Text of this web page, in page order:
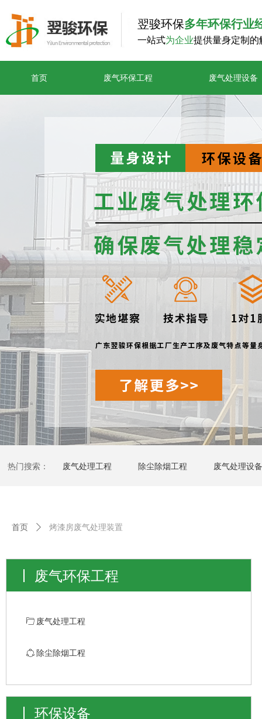
首页 废气环保工程 废气处理设备
翌骏环保多年环保行业
一站式为企业提供量身定制的
首页 ꄲ 烤漆房废气处理装置
ꄁ 废气处理工程
ꁢ 除尘除烟工程
废气环保工程
环保设备
热门搜索： 废气处理工程 除尘除烟工程 废气处理设